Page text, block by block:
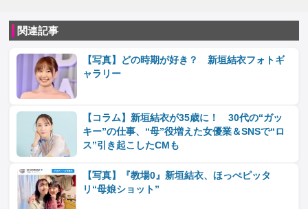
関連記事
【写真】どの時期が好き？ 新垣結衣フォトギ
ャラリー
【コラム】新垣結衣が35歳に！ 30代の“ガッ
キー”の仕事、“母”役増えた女優業＆SNSで“ロ
ス”引き起こしたCMも
【写真】『教場0』新垣結衣、ほっぺピッタ
リ“母娘ショット”